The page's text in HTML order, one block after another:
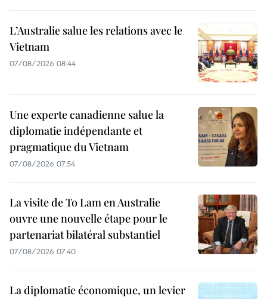
L’Australie salue les relations avec le
Vietnam
07/08/2026 08:44
Une experte canadienne salue la
diplomatie indépendante et
pragmatique du Vietnam
07/08/2026 07:54
La visite de To Lam en Australie
ouvre une nouvelle étape pour le
partenariat bilatéral substantiel
07/08/2026 07:40
La diplomatie économique, un levier